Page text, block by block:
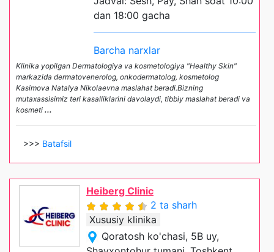
dan 18:00 gacha
Barcha narxlar
Klinika yopilgan Dermatologiya va kosmetologiya "Healthy Skin"
markazida dermatovenerolog, onkodermatolog, kosmetolog
Kasimova Natalya Nikolaevna maslahat beradi.Bizning
mutaxassisimiz teri kasalliklarini davolaydi, tibbiy maslahat beradi va
kosmeti ...
>>> Batafsil
Heiberg Clinic
2 ta sharh
Xususiy klinika
Qoratosh ko'chasi, 5B uy,